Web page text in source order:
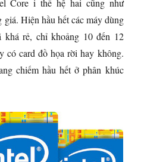
Core i thế hệ hai cũng như
giá. Hiện hầu hết các máy dùng
khá rẻ, chỉ khoảng 10 đến 12
có card đồ họa rời hay không.
chiếm hầu hết ở phân khúc